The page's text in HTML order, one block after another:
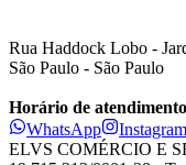
Rua Haddock Lobo -
São Paulo - São Paulo
Horário de
WhatsApp
Instagram
ELVS COMÉRCIO E